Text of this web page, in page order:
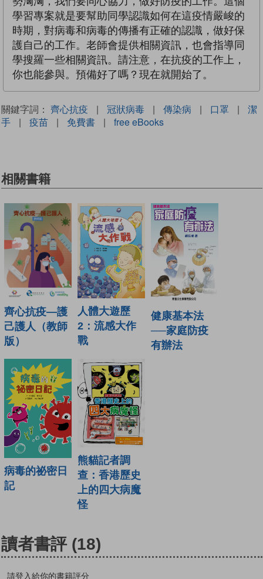
學習專案就是要幫助同學認識如何在這疫情嚴峻的
時期，對病毒和病毒的傳播有正確的認識，做好保
護自己的工作。老師會提供相關資訊，也會指導同
學搜羅一些相關資訊。請注意，在抗疫的工作上，
你也能參與。預備好了嗎？現在就開始了。
關鍵字詞： 齊心抗疫 | 冠狀病毒 | 傳染病 | 口罩 |
潔
手
| 疫苗 | 免費書 | free eBooks
相關書籍
齊心抗疫—護
己護人（教師
版）
人體大遊歷
2：流感大作
戰
健康基本法
──家庭防疫
有辦法
病毒的祕密日
記
熊貓記者調
查：香港歷史
上的四大病魔
怪
讀者書評 (18)
請登入給你的書籍評分